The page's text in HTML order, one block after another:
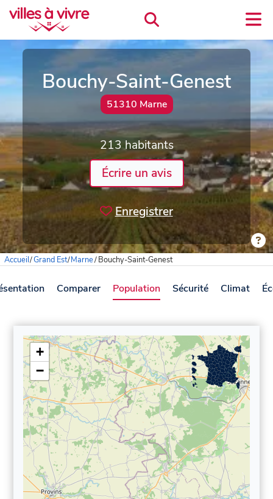
Bouchy-Saint-Genest
51310 Marne
213 habitants
Écrire un avis
Enregistrer
Accueil/Grand Est/Marne/Bouchy-Saint-Genest
Comparer Population Sécurité Climat
+
−